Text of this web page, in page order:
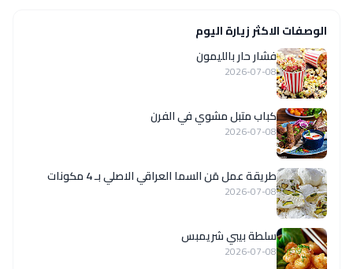
الوصفات الاكثر زيارة اليوم
فشار حار بالليمون
2026-07-08
كباب متبل مشوي في الفرن
2026-07-08
طريقة عمل مَن السما العراقي الاصلي بـ 4 مكونات
2026-07-08
سلطة بيبي شريمبس
2026-07-08